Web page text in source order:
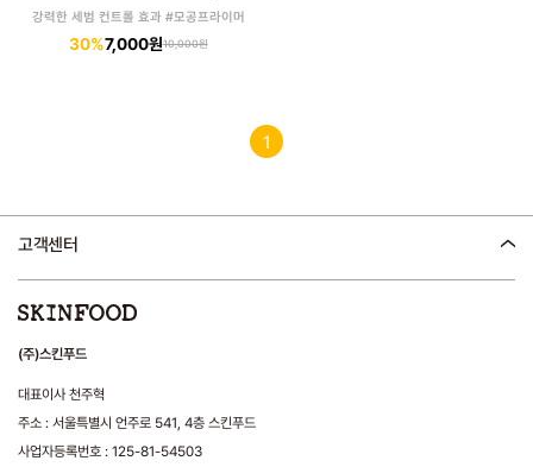
강력한 세범 컨트롤 효과 #모공프라이머
30%7,000원10,000원
1
고객센터
(주)스킨푸드
대표이사 천주혁
주소 : 서울특별시 언주로 541, 4층 스킨푸드
사업자등록번호 : 125-81-54503